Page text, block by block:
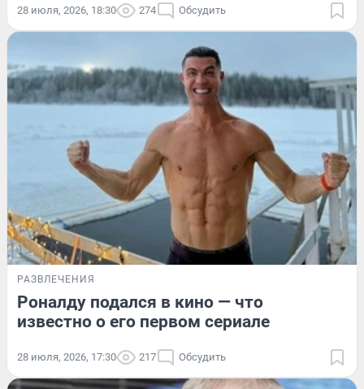
28 июля, 2026, 18:30 274 Обсудить
РАЗВЛЕЧЕНИЯ
Роналду подался в кино — что
известно о его первом сериале
28 июля, 2026, 17:30 217 Обсудить